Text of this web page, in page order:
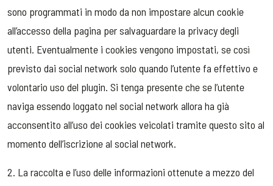
sono programmati in modo da non impostare alcun cookie
all’accesso della pagina per salvaguardare la privacy degli
utenti. Eventualmente i cookies vengono impostati, se così
previsto dai social network solo quando l’utente fa effettivo e
volontario uso del plugin. Si tenga presente che se l’utente
naviga essendo loggato nel social network allora ha già
acconsentito all’uso dei cookies veicolati tramite questo sito al
momento dell’iscrizione al social network.
2. La raccolta e l’uso delle informazioni ottenute a mezzo del